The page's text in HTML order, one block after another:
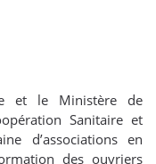
et le Ministère de
Sanitaire et
d’associations en
des ouvriers